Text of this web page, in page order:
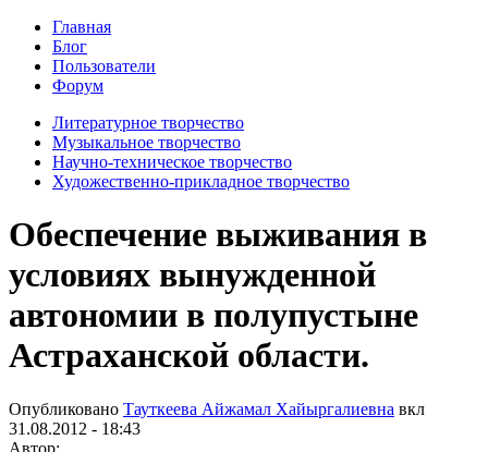
Главная
Блог
Пользователи
Форум
Литературное творчество
Музыкальное творчество
Научно-техническое творчество
Художественно-прикладное творчество
Обеспечение выживания в
условиях вынужденной
автономии в полупустыне
Астраханской области.
Опубликовано Тауткеева Айжамал Хайыргалиевна вкл
31.08.2012 - 18:43
Автор: